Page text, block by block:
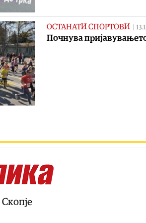
ОСТАНАТИ СПОРТОВИ
Почнува